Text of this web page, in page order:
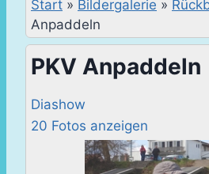
Start » Bildergalerie »
Anpaddeln
PKV Anpaddeln
Diashow
20 Fotos anzeigen